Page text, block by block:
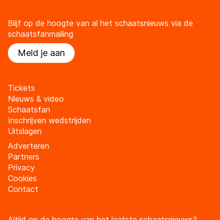
Blijf op de hoogte van al het schaatsnieuws via de
schaatsfanmailing
Meld je aan
Tickets
Nieuws & video
Schaatsfan
Inschrijven wedstrijden
Uitslagen
Adverteren
Partners
Privacy
Cookies
Contact